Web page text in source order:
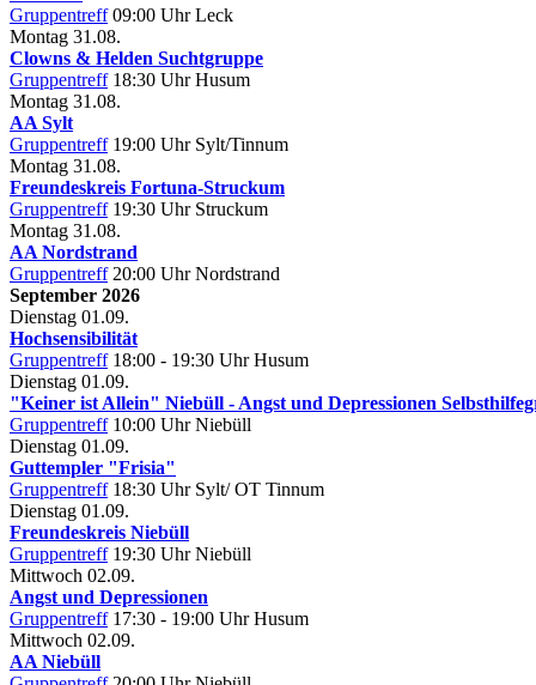
Gruppentreff 09:00 Uhr Leck
Montag 31.08.
Clowns & Helden Suchtgruppe
Gruppentreff 18:30 Uhr Husum
Montag 31.08.
AA Sylt
Gruppentreff 19:00 Uhr Sylt/Tinnum
Montag 31.08.
Freundeskreis Fortuna-Struckum
Gruppentreff 19:30 Uhr Struckum
Montag 31.08.
AA Nordstrand
Gruppentreff 20:00 Uhr Nordstrand
September 2026
Dienstag 01.09.
Hochsensibilität
Gruppentreff 18:00 - 19:30 Uhr Husum
Dienstag 01.09.
"Keiner ist Allein" Niebüll - Angst und Depressionen
Gruppentreff 10:00 Uhr Niebüll
Dienstag 01.09.
Guttempler "Frisia"
Gruppentreff 18:30 Uhr Sylt/ OT Tinnum
Dienstag 01.09.
Freundeskreis Niebüll
Gruppentreff 19:30 Uhr Niebüll
Mittwoch 02.09.
Angst und Depressionen
Gruppentreff 17:30 - 19:00 Uhr Husum
Mittwoch 02.09.
AA Niebüll